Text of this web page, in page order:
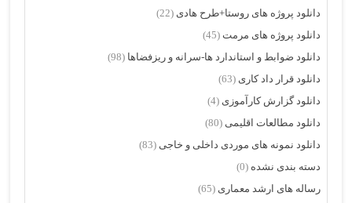
دانلود پروژه های روستا+طرح هادی (22)
دانلود پروژه های مرمت (45)
دانلود ضوابط و استاندارد ها-سرانه و ریزفضاها (98)
دانلود قرار داد کاری (63)
دانلود گزارش کارآموزی (4)
دانلود مطالعات اقلیمی (80)
دانلود نمونه های موردی داخلی و خاجی (83)
دسته بندی نشده (0)
رساله های ارشد معماری (65)